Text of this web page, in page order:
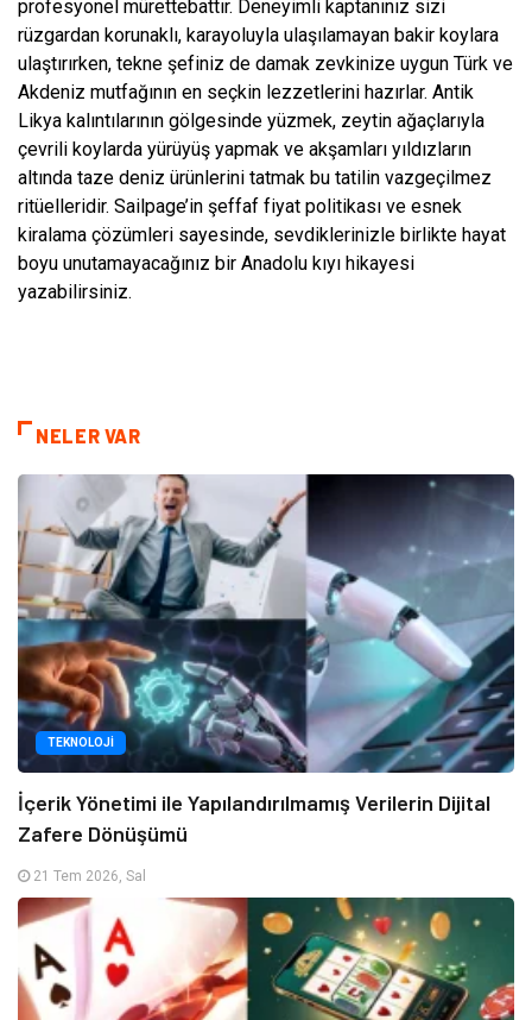
profesyonel mürettebattır. Deneyimli kaptanınız sizi
rüzgardan korunaklı, karayoluyla ulaşılamayan bakir koylara
ulaştırırken, tekne şefiniz de damak zevkinize uygun Türk ve
Akdeniz mutfağının en seçkin lezzetlerini hazırlar. Antik
Likya kalıntılarının gölgesinde yüzmek, zeytin ağaçlarıyla
çevrili koylarda yürüyüş yapmak ve akşamları yıldızların
altında taze deniz ürünlerini tatmak bu tatilin vazgeçilmez
ritüelleridir. Sailpage’in şeffaf fiyat politikası ve esnek
kiralama çözümleri sayesinde, sevdiklerinizle birlikte hayat
boyu unutamayacağınız bir Anadolu kıyı hikayesi
yazabilirsiniz.
NELER VAR
TEKNOLOJI
İçerik Yönetimi ile Yapılandırılmamış Verilerin Dijital
Zafere Dönüşümü
21 Tem 2026, Sal